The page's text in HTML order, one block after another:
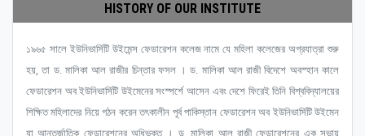
HISTORY OF OUR INSTITUTE
১৯৬৫ সালে ইউনিভার্সিটি উইমেন্স ফেডারেশন কলেজ নামে যে মহিলা কলেজের অগ্রযাত্রা শুরু
হয়, তা ড. মালিকা আল রাজীর চিন্তার ফসল । ড. মালিকা আল রাজী বিদেশে অবস্হান কালে
ফেডারেশন অব ইউনিভার্সিটি উইমেনের সংস্পর্শে আসেন এবং দেশে ফিরেই তিনি বিশ্ববিদ্যালয়ের
শিক্ষিত মহিলাদের নিয়ে গঠন করেন তৎকালীন পূর্ব পাকিস্তান ফেডারেশন অব ইউনিভার্সিটি উইমেন
যা আন্তর্জাতিক ফেডারেশনের অধিভুক্ত । ড. মালিকা আল রাজী ফেডারেশনের এক সভায়